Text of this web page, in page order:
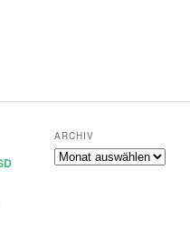
ARCHIV
Archiv